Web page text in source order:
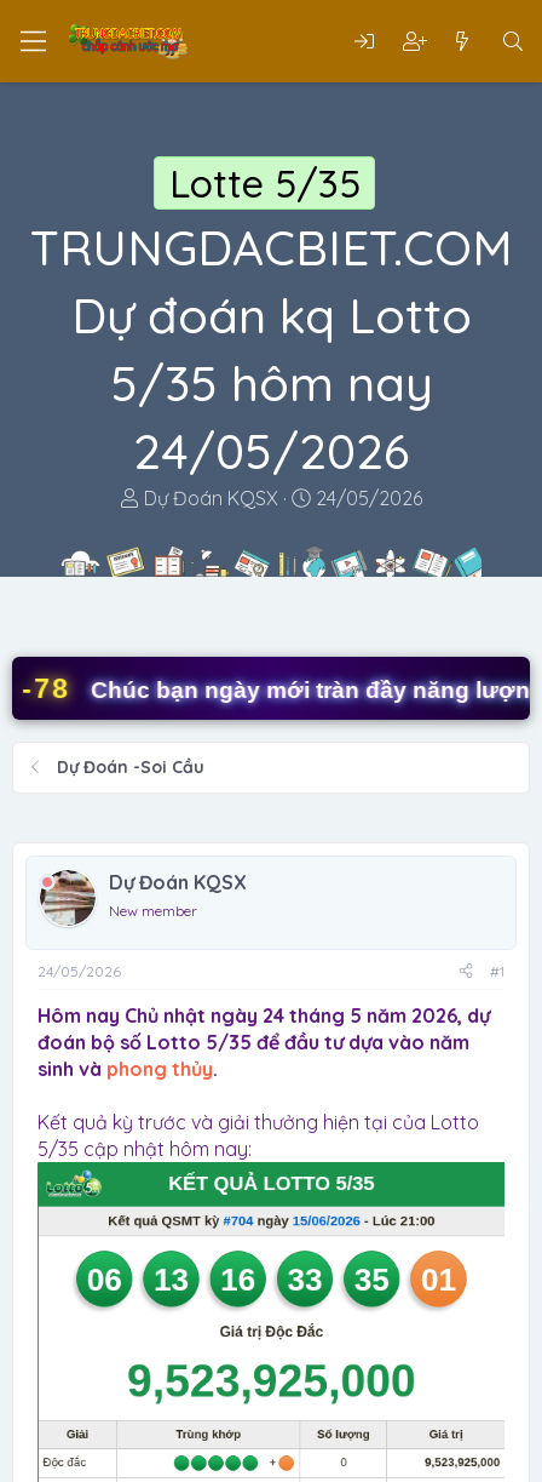
Lotte 5/35
TRUNGDACBIET.COM
Dự đoán kq Lotto
5/35 hôm nay
24/05/2026
T
e
s
t
a
r
t
Dự Đoán KQSX
N
à
y
i
24/05/2026
Chúc bạn ngày mới tràn đầy năng lượng! ✨
Dự Đoán -Soi Cầu
Dự Đoán KQSX
New member
24/05/2026 #1
Hôm nay Chủ nhật ngày 24 tháng 5 năm 2026, dự
đoán bộ số Lotto 5/35 để đầu tư dựa vào năm
sinh và phong thủy.
Kết quả kỳ trước và giải thưởng hiện tại của Lotto
5/35 cập nhật hôm nay: